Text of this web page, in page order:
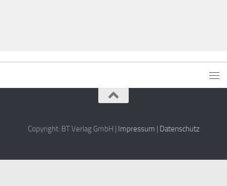
Copyright: BT Verlag GmbH | Impressum | Datenschutz